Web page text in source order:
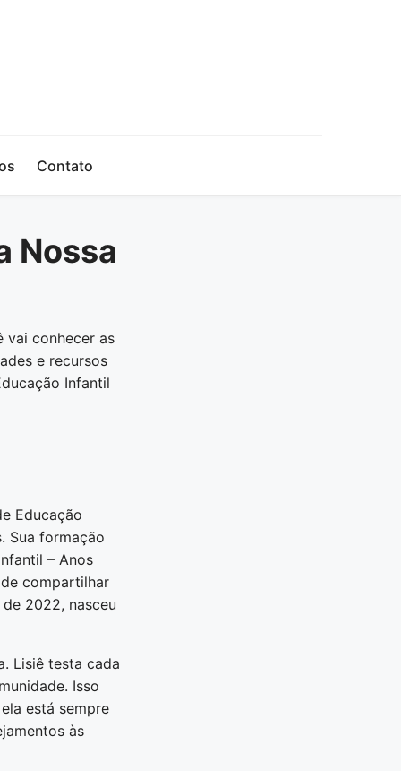
Contato
Nossa
vai conhecer as
e recursos
Infantil
Educação
Sua formação
– Anos
compartilhar
2022, nasceu
Lisiê testa cada
Isso
está sempre
às